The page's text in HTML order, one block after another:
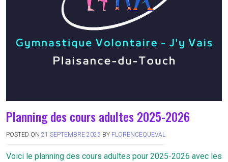
Planning des cours adultes 2025-2026
POSTED ON 21 SEPTEMBRE 2025 BY FLORENCEQUEVAL
Voici le planning des cours adultes pour 2025-2026 avec les